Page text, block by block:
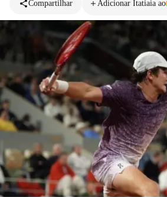
Compartilhar
Adicionar Itatiaia ao